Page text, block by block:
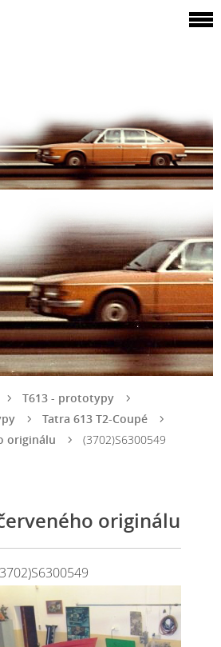
T613 - prototypy
Tatra 613 T2-Coupé
originálu
(3702)S6300549
originálu